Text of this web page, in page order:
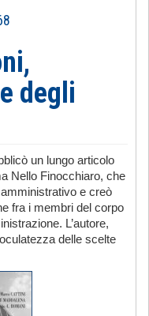
degli
un lungo articolo
Nello Finocchiaro, che
e creò
fra i membri del corpo
L’autore,
delle scelte